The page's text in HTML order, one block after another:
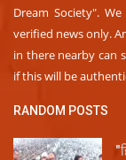
Dream Society".
verified news only.
in there nearby can
if this will be
RANDOM POSTS